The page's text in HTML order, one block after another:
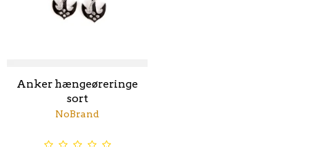
Anker hængeøreringe
sort
NoBrand